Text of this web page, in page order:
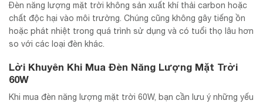
Đèn năng lượng mặt trời không sản xuất khí thải carbon hoặc
chất độc hại vào môi trường. Chúng cũng không gây tiếng ồn
hoặc phát nhiệt trong quá trình sử dụng và có tuổi thọ lâu hơn
so với các loại đèn khác.
Lời Khuyên Khi Mua Đèn Năng Lượng Mặt Trời
60W
Khi mua đèn năng lượng mặt trời 60W, bạn cần lưu ý những yếu